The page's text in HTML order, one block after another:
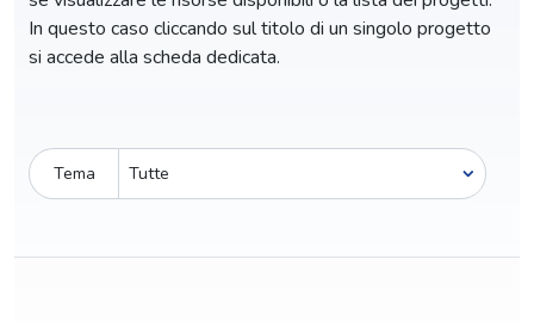
In questo caso cliccando sul titolo di un singolo progetto
si accede alla scheda dedicata.
Tema